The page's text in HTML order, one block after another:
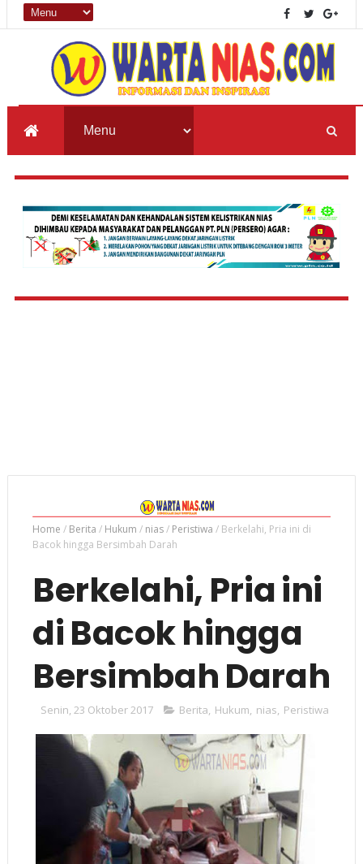
Home / Berita / Hukum / nias/ Peristiwa / Berkelahi, Pria ini di
Bacok hingga Bersimbah Darah
Berkelahi, Pria ini
di Bacok hingga
Bersimbah Darah
Senin, 23 Oktober 2017 Berita, Hukum, nias, Peristiwa